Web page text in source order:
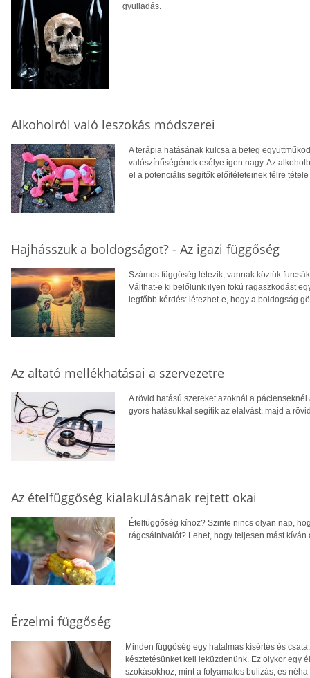
gyulladás.
Alkoholról való leszokás módszerei
A terápia hatásának kulcsa a beteg
valószínűségének esélye igen nagy. Az
el a potenciális segítők előítéleteinek félre
Hajhásszuk a boldogságot? - Az igazi függőség
Számos függőség létezik, vannak köztük
Válthat-e ki belőlünk ilyen fokú ragaszkodást
legfőbb kérdés: létezhet-e, hogy a boldogság
Az altató mellékhatásai a szervezetre
A rövid hatású szereket azoknál a
gyors hatásukkal segítik az elalvást, majd a
Az ételfüggőség kialakulásának rejtett okai
Ételfüggőség kínoz? Szinte nincs olyan nap,
rágcsálnivalót? Lehet, hogy teljesen mást kíván
Érzelmi függőség
Minden függőség egy hatalmas kísértés és
késztetésünket kell leküzdenünk. Ez olykor egy
szokásokhoz, mint a folyamatos bulizás, és